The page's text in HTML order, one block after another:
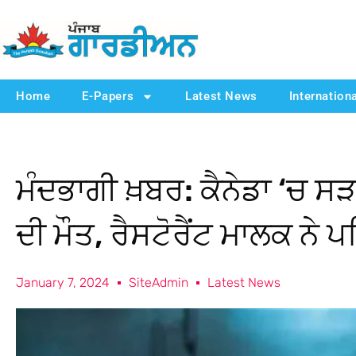
Home E-Papers Latest News
ਮੰਦਭਾਗੀ ਖ਼ਬਰ: ਕੈਨੇਡਾ ‘ਚ
ਦੀ ਮੌਤ, ਰੈਸਟੋਰੈਂਟ ਮਾਲਕ ਨੇ
January 7, 2024 SiteAdmin Latest News